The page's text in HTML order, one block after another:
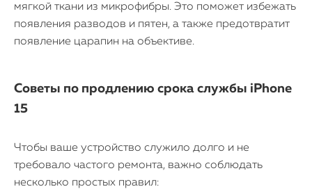
мягкой ткани из микрофибры. Это поможет избежать
появления разводов и пятен, а также предотвратит
появление царапин на объективе.
Советы по продлению срока службы iPhone
15
Чтобы ваше устройство служило долго и не
требовало частого ремонта, важно соблюдать
несколько простых правил: